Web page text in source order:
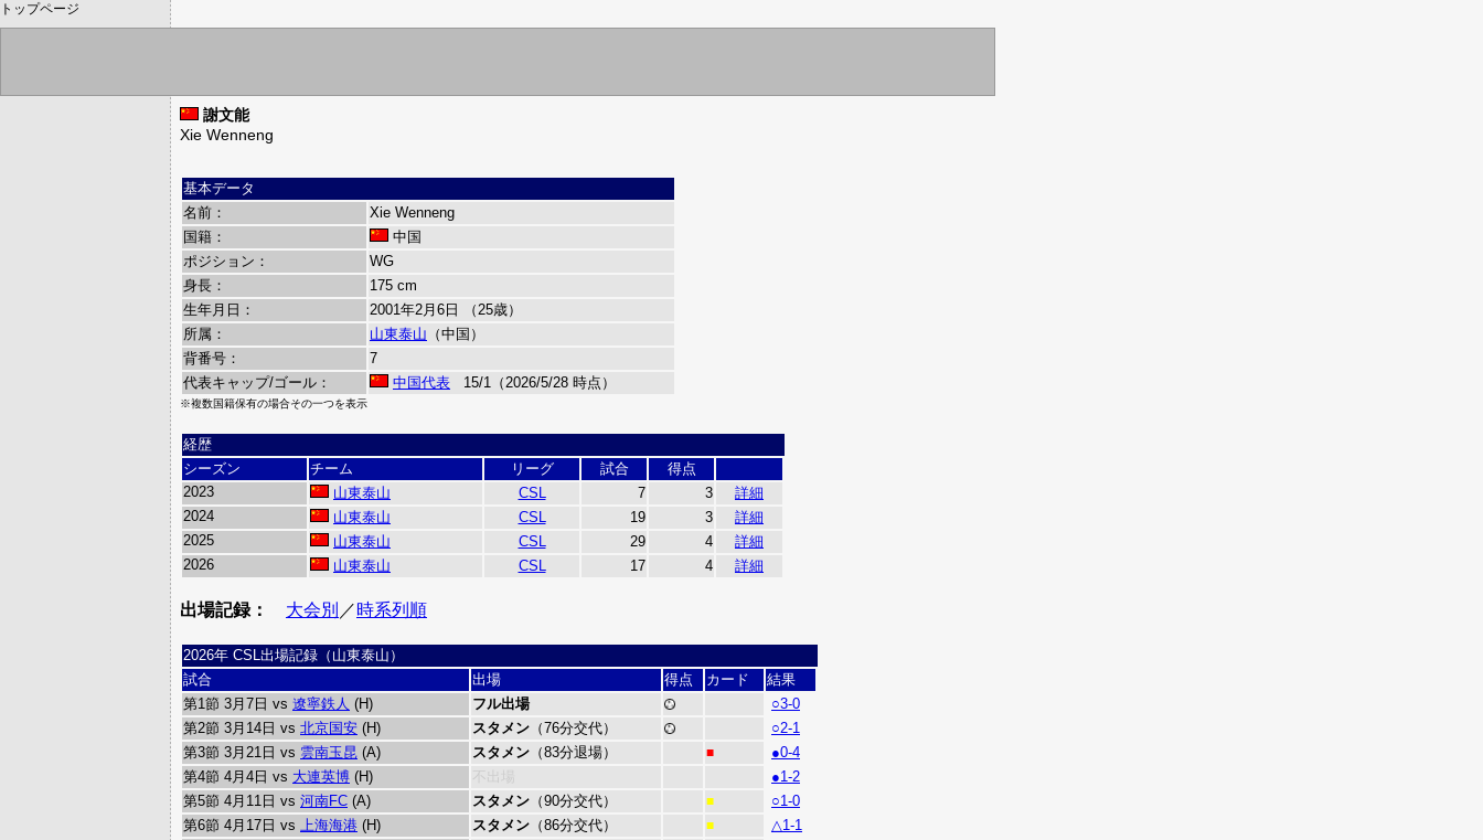
トップページ
謝文能
Xie Wenneng
基本データ
名前：
Xie Wenneng
国籍：
中国
ポジション：
WG
身長：
175 cm
生年月日：
2001年2月6日 （25歳）
所属：
山東泰山 （中国）
背番号：
7
代表キャップ/ゴール：
中国代表 15/1（2026/5/28 時点）
※複数国籍保有の場合その一つを表示
経歴
シーズン
チーム リーグ 試合
得点
2023
山東泰山 CSL 7 3
詳細
2024
山東泰山 CSL 19 3
詳細
2025
山東泰山 CSL 29 4
詳細
2026
山東泰山 CSL 17 4 詳細
出場記録： 大会別 ／時系列順
2026年 CSL出場記録（山東泰山）
試合
出場 得点 カード
結果
第1節 3月7日 vs 遼寧鉄人 (H) フル出場
○3-0
第2節 3月14日 vs 北京国安 (H) スタメン （76分交代）
○2-1
第3節 3月21日 vs 雲南玉昆 (A) スタメン （83分退場） ■
●0-4
第4節 4月4日 vs 大連英博 (H) 不出場
●1-2
第5節 4月11日 vs 河南FC (A) スタメン （90分交代） ■
○1-0
第6節 4月17日 vs 上海海港 (H) スタメン （86分交代） ■
△1-1